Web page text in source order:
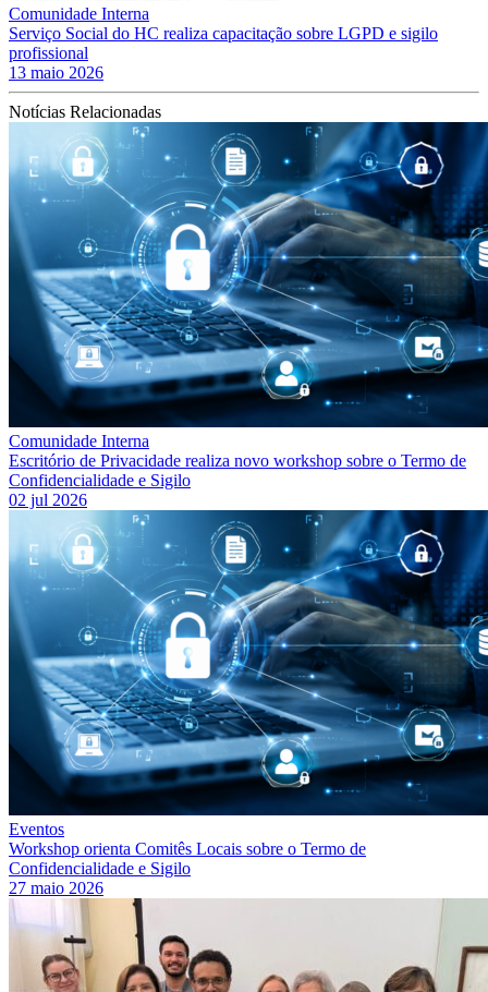
Comunidade Interna
Serviço Social do HC realiza capacitação sobre LGPD e sigilo
profissional
13 maio 2026
Notícias Relacionadas
Comunidade Interna
Escritório de Privacidade realiza novo workshop sobre o Termo de
Confidencialidade e Sigilo
02 jul 2026
Eventos
Workshop orienta Comitês Locais sobre o Termo de
Confidencialidade e Sigilo
27 maio 2026